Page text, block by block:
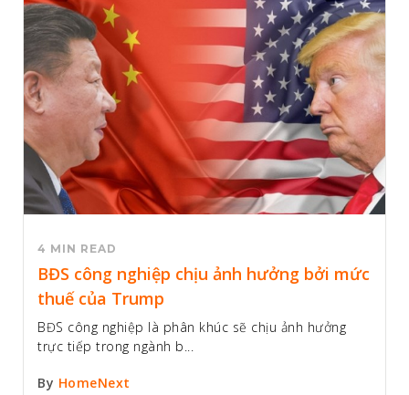
4 MIN READ
BĐS công nghiệp chịu ảnh hưởng bởi mức
thuế của Trump
BĐS công nghiệp là phân khúc sẽ chịu ảnh hưởng
trực tiếp trong ngành b...
By HomeNext